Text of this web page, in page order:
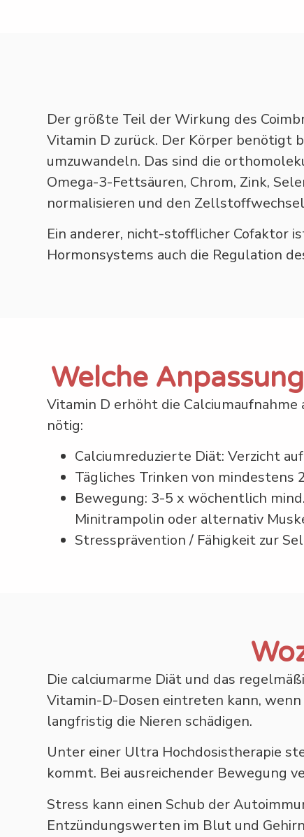
Der größte Teil der Wirkung des
Vitamin D zurück. Der Körper benötigt
umzuwandeln. Das sind die
Omega-3-Fettsäuren, Chrom, Zink,
normalisieren und den
Ein anderer, nicht-stofflicher Cofaktor
Hormonsystems auch die Regulation
Welche
Vitamin D erhöht die
nötig:
Calciumreduzierte Diät: Verzicht
Tägliches Trinken von mindestens
Bewegung: 3-5 x wöchentlich
Minitrampolin oder alternativ
Stressprävention / Fähigkeit zur
Die calciumarme Diät und das
Vitamin-D-Dosen eintreten kann, wenn
langfristig die Nieren schädigen.
Unter einer Ultra Hochdosistherapie
kommt. Bei ausreichender Bewegung
Stress kann einen Schub der
Entzündungswerten im Blut und